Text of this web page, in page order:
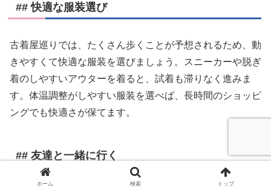
## 快適な服装選び
古着屋巡りでは、たくさん歩くことが予想されるため、動
きやすくて快適な服装を選びましょう。スニーカーや脱ぎ
着のしやすいアウターを着ると、試着も滞りなく進みま
す。体温調整がしやすい服装を選べば、長時間のショッピ
ングでも快適さが保てます。
## 友達と一緒に行く
ホーム 検索 トップ